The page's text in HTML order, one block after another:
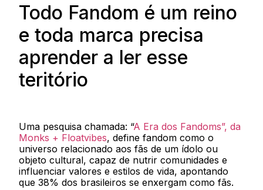
Todo Fandom é um reino
e toda marca precisa
aprender a ler esse
teritório
Uma pesquisa chamada: “A Era dos Fandoms”, da
Monks + Floatvibes, define fandom como o
universo relacionado aos fãs de um ídolo ou
objeto cultural, capaz de nutrir comunidades e
influenciar valores e estilos de vida, apontando
que 38% dos brasileiros se enxergam como fãs.